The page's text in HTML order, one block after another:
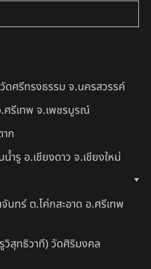
ศรีทรงธรรม จ.นครสวรรค์
ศรีเทพ จ.เพชรบูรณ์
ก
ำรู อ.เชียงดาว จ.เชียงใหม่
นทร์ ต.โค่กสะอาด อ.ศรีเทพ
วิสุทธิวาที) วัดศิริมงคล